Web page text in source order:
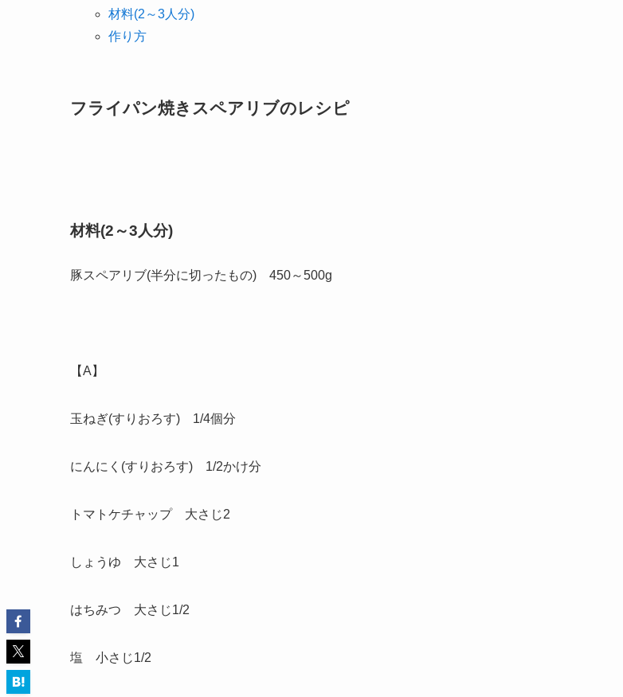
材料(2～3人分)
作り方
フライパン焼きスペアリブのレシピ
材料(2～3人分)
豚スペアリブ(半分に切ったもの) 450～500g
【A】
玉ねぎ(すりおろす) 1/4個分
にんにく(すりおろす) 1/2かけ分
トマトケチャップ 大さじ2
しょうゆ 大さじ1
はちみつ 大さじ1/2
塩 小さじ1/2